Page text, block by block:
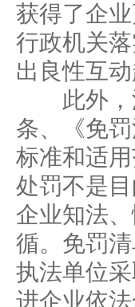
获得了企
行政机关
出良性互动
此外，沈
条、《免
标准和适
处罚不是
企业知法
循。免罚
执法单位
进企业依